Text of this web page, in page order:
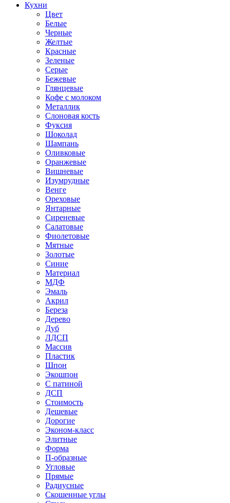
Кухни
Цвет
Белые
Черные
Желтые
Красные
Зеленые
Серые
Бежевые
Глянцевые
Кофе с молоком
Металлик
Слоновая кость
Фуксия
Шоколад
Шампань
Оливковые
Оранжевые
Вишневые
Изумрудные
Венге
Ореховые
Янтарные
Сиреневые
Салатовые
Фиолетовые
Мятные
Золотые
Синие
Материал
МДФ
Эмаль
Акрил
Береза
Дерево
Дуб
ЛДСП
Массив
Пластик
Шпон
Экошпон
С патиной
ДСП
Стоимость
Дешевые
Дорогие
Эконом-класс
Элитные
Форма
П-образные
Угловые
Прямые
Радиусные
Скошенные углы